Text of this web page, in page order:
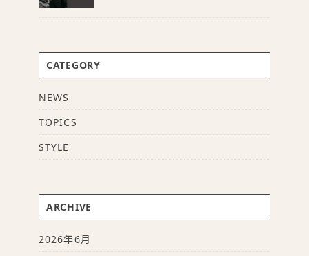
CATEGORY
NEWS
TOPICS
STYLE
ARCHIVE
2026年6月